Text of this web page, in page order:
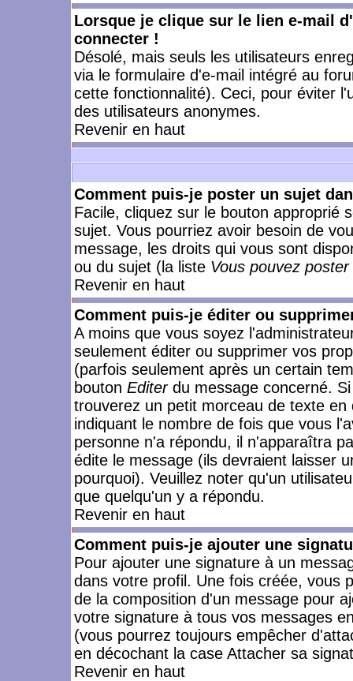
Lorsque je clique sur le lien e-mail
connecter !
Désolé, mais seuls les utilisateurs
via le formulaire d'e-mail intégré au
cette fonctionnalité). Ceci, pour éviter
des utilisateurs anonymes.
Revenir en haut
Comment puis-je poster un sujet
Facile, cliquez sur le bouton approprié
sujet. Vous pourriez avoir besoin de
message, les droits qui vous sont
ou du sujet (la liste Vous pouvez
Revenir en haut
Comment puis-je éditer ou
A moins que vous soyez
seulement éditer ou supprimer vos
(parfois seulement après un certain
bouton Editerdu message concerné.
trouverez un petit morceau de texte
indiquant le nombre de fois que vous
personne n'a répondu, il n'apparaîtra
édite le message (ils devraient laisser
pourquoi). Veuillez noter qu'un
que quelqu'un y a répondu.
Revenir en haut
Comment puis-je ajouter une
Pour ajouter une signature à un
dans votre profil. Une fois créée, vous
de la composition d'un message pour
votre signature à tous vos messages
(vous pourrez toujours empêcher
en décochant la case Attacher sa
Revenir en haut